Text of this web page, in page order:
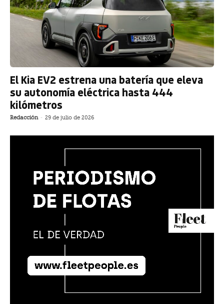
El Kia EV2 estrena una batería que eleva
su autonomía eléctrica hasta 444
kilómetros
Redacción - 29 de julio de 2026